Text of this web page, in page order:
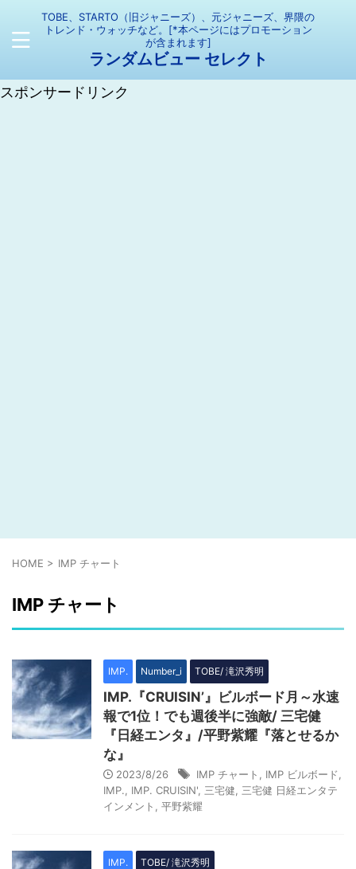
TOBE、STARTO（旧ジャニーズ）、元ジャニーズ、界隈の
トレンド・ウォッチなど。[*本ページにはプロモーション
が含まれます]
ランダムビュー セレクト
スポンサードリンク
HOME > IMP チャート
IMP チャート
IMP. Number_i TOBE/ 滝沢秀明
IMP.『CRUISIN’』ビルボード月～水速
報で1位！でも週後半に強敵/ 三宅健
『日経エンタ』/平野紫耀『落とせるか
な』
2023/8/26 IMP チャート IMP ビルボード
IMP.
IMP. CRUISIN' 三宅健
三宅健 日経エンタテ
インメント
平野紫耀
IMP. TOBE/ 滝沢秀明